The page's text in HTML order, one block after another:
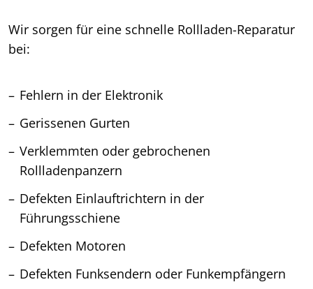
Wir sorgen für eine schnelle Rollladen-Reparatur
bei:
Fehlern in der Elektronik
Gerissenen Gurten
Verklemmten oder gebrochenen
Rollladenpanzern
Defekten Einlauftrichtern in der
Führungsschiene
Defekten Motoren
Defekten Funksendern oder Funkempfängern